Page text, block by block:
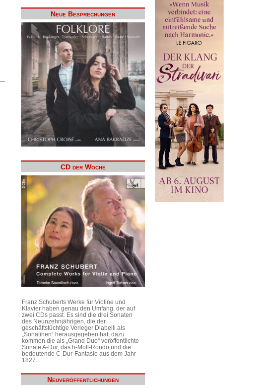
Neue Besprechungen
CD der Woche
Franz Schuberts Werke für Violine und
Klavier haben genau den Umfang, der auf
zwei CDs passt. Es sind die drei Sonaten
des Neunzehnjährigen, die der
geschäftstüchtige Verleger Diabelli als
„Sonatinen“ herausgegeben hat, dazu
kommen die als „Grand Duo“ veröffentlichte
Sonate A-Dur, das h-Moll-Rondo und die
bedeutende C-Dur-Fantasie aus dem Jahr
1827.
Neuveröffentlichungen